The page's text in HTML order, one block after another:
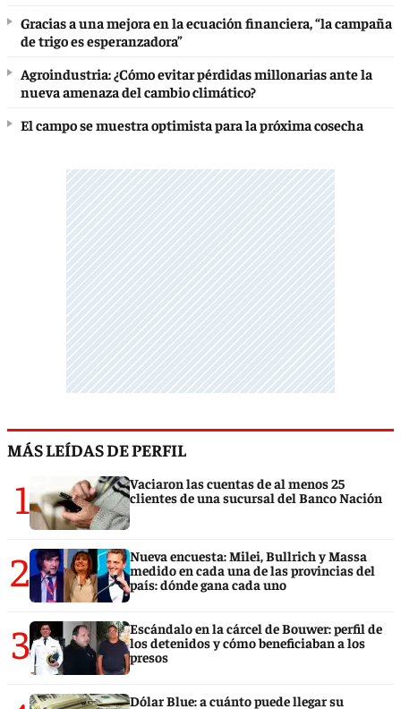
Gracias a una mejora en la ecuación financiera, “la campaña
de trigo es esperanzadora”
Agroindustria: ¿Cómo evitar pérdidas millonarias ante la
nueva amenaza del cambio climático?
El campo se muestra optimista para la próxima cosecha
MÁS LEÍDAS DE PERFIL
1
Vaciaron las cuentas de al menos 25
clientes de una sucursal del Banco Nación
2
Nueva encuesta: Milei, Bullrich y Massa
medido en cada una de las provincias del
país: dónde gana cada uno
3
Escándalo en la cárcel de Bouwer: perfil de
los detenidos y cómo beneficiaban a los
presos
Dólar Blue: a cuánto puede llegar su